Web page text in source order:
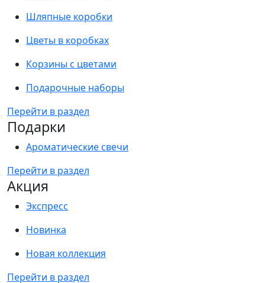
Шляпные коробки
Цветы в коробках
Корзины с цветами
Подарочные наборы
Перейти в раздел
Подарки
Ароматические свечи
Перейти в раздел
Акция
Экспресс
Новинка
Новая коллекция
Перейти в раздел